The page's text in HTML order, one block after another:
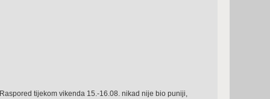
tijekom vikenda 15.-16.08. nikad nije bio puniji,